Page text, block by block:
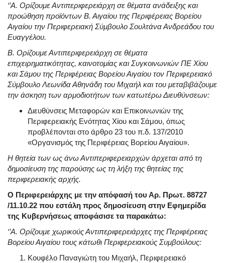
‘’Α. Ορίζουμε Αντιπεριφερειάρχη σε θέματα ανάδειξης και
προώθηση προϊόντων Β. Αιγαίου της Περιφέρειας Βορείου
Αιγαίου την Περιφερειακή Σύμβουλο Σουλτάνα Ανδρεάδου του
Ευαγγέλου.
Β. Ορίζουμε Αντιπεριφερειάρχη σε θέματα
επιχειρηματικότητας, καινοτομίας και Συγκοινωνιών ΠΕ Χίου
και Σάμου της Περιφέρειας Βορείου Αιγαίου τον Περιφερειακό
Σύμβουλο Λεωνίδα Αθηνάδη του Μιχαήλ και του μεταβιβάζουμε
την άσκηση των αρμοδιοτήτων των κατωτέρω Διευθύνσεων:
Διευθύνσεις Μεταφορών και Επικοινωνιών της
Περιφερειακής Ενότητας Χίου και Σάμου, όπως
προβλέπονται στο άρθρο 23 του π.δ. 137/2010
«Οργανισμός της Περιφέρειας Βορείου Αιγαίου».
Η θητεία των ως άνω Αντιπεριφερειαρχών άρχεται από τη
δημοσίευση της παρούσης ως τη λήξη της θητείας της
περιφερειακής αρχής.
Ο Περιφερειάρχης με την απόφασή του Αρ. Πρωτ. 88727
/11.10.22 που εστάλη προς δημοσίευση στην Εφημερίδα
της Κυβερνήσεως αποφάσισε τα παρακάτω:
‘’Α. Ορίζουμε χωρικούς Αντιπεριφερειάρχες της Περιφέρειας
Βορείου Αιγαίου τους κάτωθι Περιφερειακούς Συμβούλους:
Κουφέλο Παναγιώτη του Μιχαήλ, Περιφερειακό